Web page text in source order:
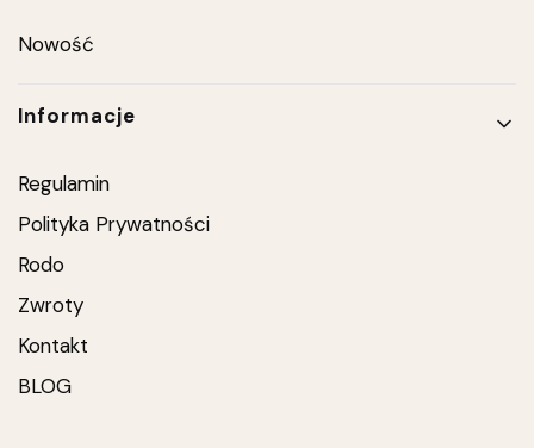
Nowość
Informacje
Regulamin
Polityka Prywatności
Rodo
Zwroty
Kontakt
BLOG